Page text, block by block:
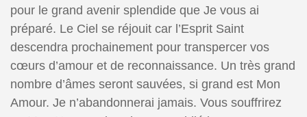
pour le grand avenir splendide que Je vous ai
préparé. Le Ciel se réjouit car l’Esprit Saint
descendra prochainement pour transpercer vos
cœurs d’amour et de reconnaissance. Un très grand
nombre d’âmes seront sauvées, si grand est Mon
Amour. Je n’abandonnerai jamais. Vous souffrirez